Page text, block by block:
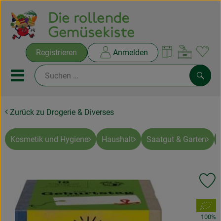
Registrieren Anmelden
Mobiles Menu öffnen oder
Ökokisten
Rezepte
NEUES & ANGEBOTE
Ökokisten
Zurück zu Drogerie & Diverses
Kosmetik und Hygiene Haushalt Saatgut & Garten
, Verband:
100%